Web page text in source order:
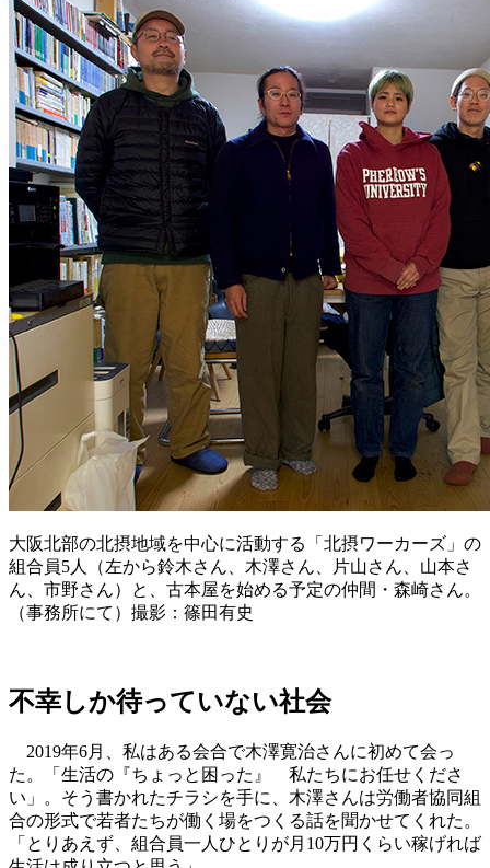
大阪北部の北摂地域を中心に活動する「北摂ワーカーズ」の
組合員5人（左から鈴木さん、木澤さん、片山さん、山本さ
ん、市野さん）と、古本屋を始める予定の仲間・森崎さん。
（事務所にて）撮影：篠田有史
不幸しか待っていない社会
2019年6月、私はある会合で木澤寛治さんに初めて会っ
た。「生活の『ちょっと困った』 私たちにお任せくださ
い」。そう書かれたチラシを手に、木澤さんは労働者協同組
合の形式で若者たちが働く場をつくる話を聞かせてくれた。
「とりあえず、組合員一人ひとりが月10万円くらい稼げれば